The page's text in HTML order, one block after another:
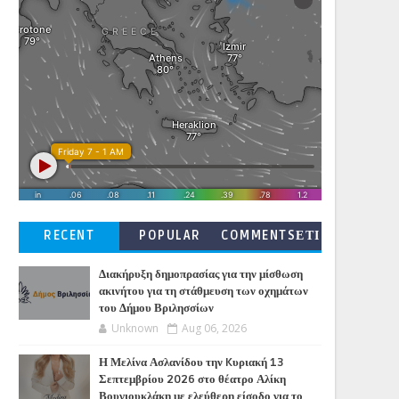
RECENT POPULAR
COMMENTSΕΤΙ
Διακήρυξη δημοπρασίας για την μίσθωση
ακινήτου για τη στάθμευση των οχημάτων
του Δήμου Βριλησσίων
Unknown Aug 06, 2026
Η Μελίνα Ασλανίδου την Kυριακή 13
Σεπτεμβρίου 2026 στο θέατρο Αλίκη